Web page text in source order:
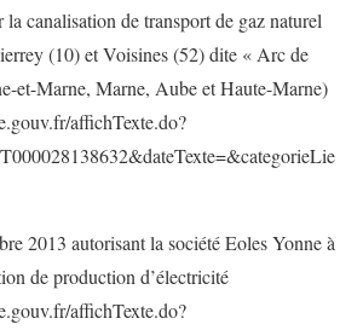
canalisation de transport de gaz naturel
(10) et Voisines (52) dite « Arc de
et-Marne, Marne, Aube et Haute-Marne)
affichTexte.do?
2013 autorisant la société Eoles Yonne à
de production d’électricité
affichTexte.do?